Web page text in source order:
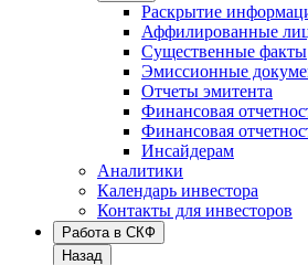
Раскрытие
Аффилированные
Существенные факты
Эмиссионные
Отчеты эмитента
Финансовая
Финансовая
Инсайдерам
Аналитики
Календарь инвестора
Контакты для инвесторов
Работа в СКФ
Назад